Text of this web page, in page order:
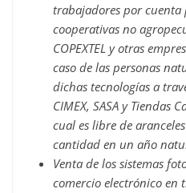
trabajadores por cuenta
cooperativas no
COPEXTEL y otras
caso de las personas
dichas tecnologías a
CIMEX, SASA y Tiendas
cual es libre de
cantidad en un año
Venta de los sistemas
comercio electrónico en